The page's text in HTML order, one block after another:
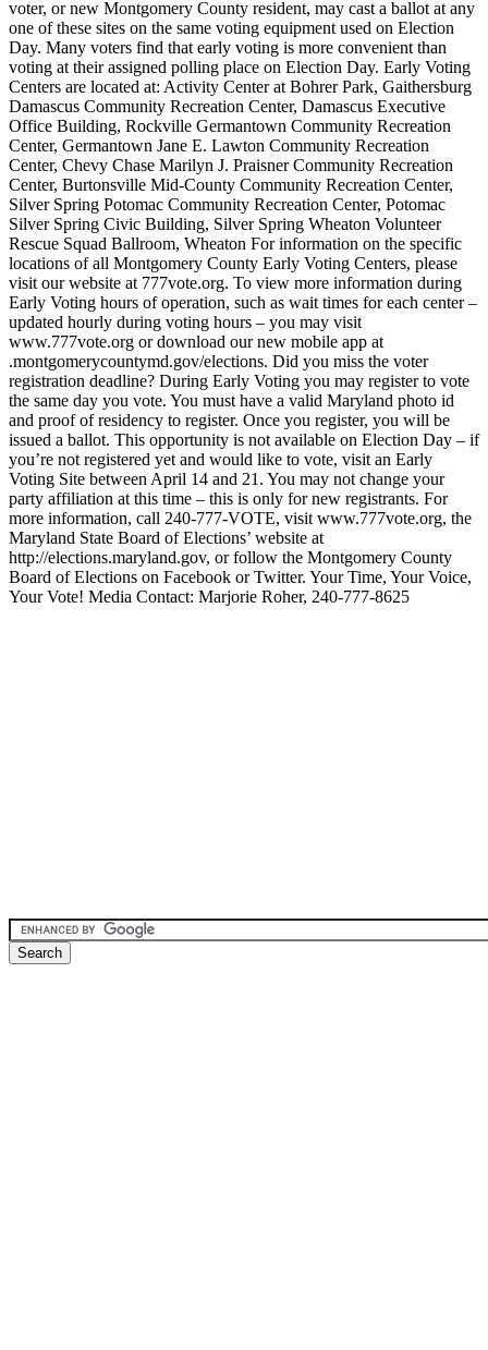
voter, or new Montgomery County resident, may cast a ballot at any
one of these sites on the same voting equipment used on Election
Day. Many voters find that early voting is more convenient than
voting at their assigned polling place on Election Day. Early Voting
Centers are located at: Activity Center at Bohrer Park, Gaithersburg
Damascus Community Recreation Center, Damascus Executive
Office Building, Rockville Germantown Community Recreation
Center, Germantown Jane E. Lawton Community Recreation
Center, Chevy Chase Marilyn J. Praisner Community Recreation
Center, Burtonsville Mid-County Community Recreation Center,
Silver Spring Potomac Community Recreation Center, Potomac
Silver Spring Civic Building, Silver Spring Wheaton Volunteer
Rescue Squad Ballroom, Wheaton For information on the specific
locations of all Montgomery County Early Voting Centers, please
visit our website at 777vote.org. To view more information during
Early Voting hours of operation, such as wait times for each center –
updated hourly during voting hours – you may visit
www.777vote.org or download our new mobile app at
.montgomerycountymd.gov/elections. Did you miss the voter
registration deadline? During Early Voting you may register to vote
the same day you vote. You must have a valid Maryland photo id
and proof of residency to register. Once you register, you will be
issued a ballot. This opportunity is not available on Election Day – if
you’re not registered yet and would like to vote, visit an Early
Voting Site between April 14 and 21. You may not change your
party affiliation at this time – this is only for new registrants. For
more information, call 240-777-VOTE, visit www.777vote.org, the
Maryland State Board of Elections’ website at
http://elections.maryland.gov, or follow the Montgomery County
Board of Elections on Facebook or Twitter. Your Time, Your Voice,
Your Vote! Media Contact: Marjorie Roher, 240-777-8625